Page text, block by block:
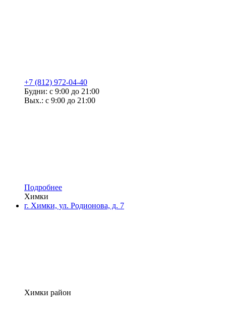
+7 (812) 972-04-40
Будни: с 9:00 до 21:00
Вых.: с 9:00 до 21:00
Подробнее
Химки
г. Химки, ул. Родионова, д. 7
Химки район